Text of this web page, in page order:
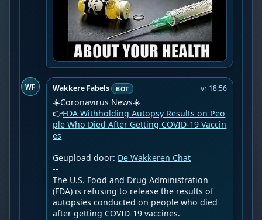
WF Wakkere Fabels BOT vr 18:56
☀️Coronavirus News☀️
👉FDA Withholding Autopsy Results on Peo
ple Who Died After Getting COVID-19 Vaccin
es
Geupload door: De Wakkeren Chat
--
The U.S. Food and Drug Administration
(FDA) is refusing to release the results of
autopsies conducted on people who died
after getting COVID-19 vaccines.